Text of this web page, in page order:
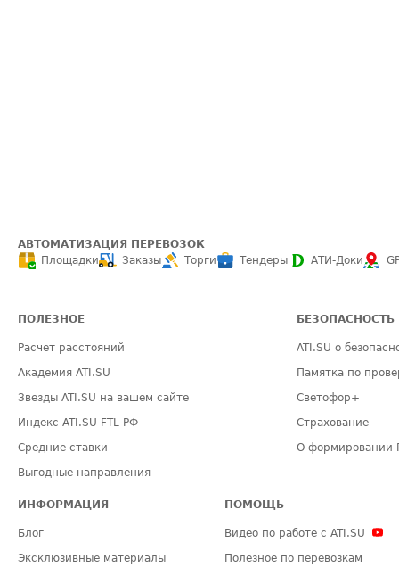
АВТОМАТИЗАЦИЯ ПЕРЕВОЗОК
Площадки
Заказы Торги Тендеры АТИ-Доки
ПОЛЕЗНОЕ
Расчет расстояний
Академия ATI.SU
Звезды ATI.SU на вашем сайте
Индекс ATI.SU FTL РФ
Средние ставки
Выгодные направления
БЕЗОПАСНОСТЬ
ATI.SU о
Памятка по
Светофор+
Страхование
О формировании
ИНФОРМАЦИЯ
Блог
Эксклюзивные материалы
ПОМОЩЬ
Видео по работе с ATI.SU
Полезное по перевозкам